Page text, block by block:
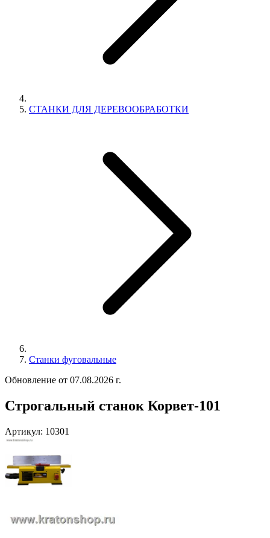
СТАНКИ ДЛЯ ДЕРЕВООБРАБОТКИ
Станки фуговальные
Обновление от 07.08.2026 г.
Строгальный станок Корвет-101
Артикул: 10301